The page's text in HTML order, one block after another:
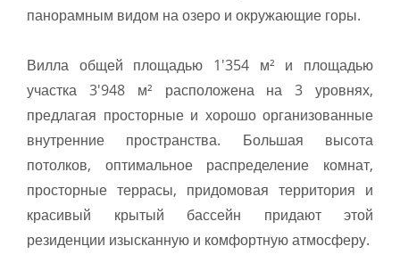
панорамным видом на озеро и окружающие горы.
Вилла общей площадью 1'354 м² и площадью
участка 3'948 м² расположена на 3 уровнях,
предлагая просторные и хорошо организованные
внутренние пространства. Большая высота
потолков, оптимальное распределение комнат,
просторные террасы, придомовая территория и
красивый крытый бассейн придают этой
резиденции изысканную и комфортную атмосферу.